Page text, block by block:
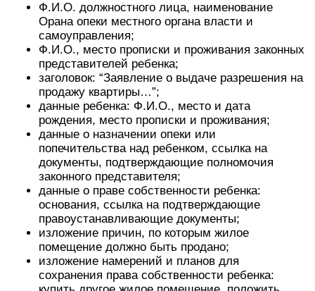
Ф.И.О. должностного лица, наименование
Орана опеки местного органа власти и
самоуправления;
Ф.И.О., место прописки и проживания законных
представителей ребенка;
заголовок: “Заявление о выдаче разрешения на
продажу квартиры…”;
данные ребенка: Ф.И.О., место и дата
рождения, место прописки и проживания;
данные о назначении опеки или
попечительства над ребенком, ссылка на
документы, подтверждающие полномочия
законного представителя;
данные о праве собственности ребенка:
основания, ссылка на подтверждающие
правоустанавливающие документы;
изложение причин, по которым жилое
помещение должно быть продано;
изложение намерений и планов для
сохранения права собственности ребенка: